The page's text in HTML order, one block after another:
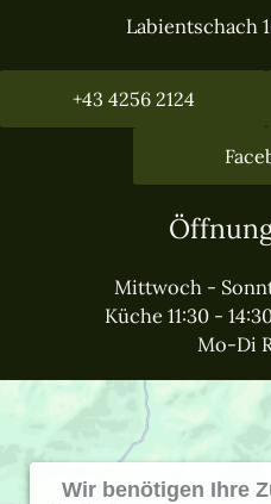
Labientschach
+43 4256 2124
Mittwoch -
Küche 11:30 -
Mo-Di
Wir benötigen Ihre